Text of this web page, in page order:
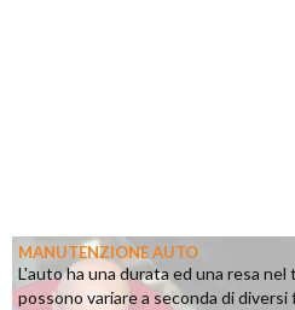
MANUTENZIONE AUTO
L'auto ha una durata ed una resa nel
possono variare a seconda di diversi